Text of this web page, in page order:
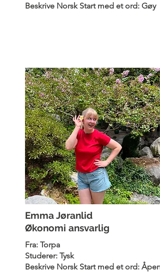
Beskrive Norsk Start med et ord: Gøy
Emma Jøranlid
Økonomi ansvarlig
Fra: Torpa
Studerer: Tysk
Beskrive Norsk Start med et ord: Åpent